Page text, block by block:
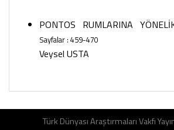
PONTOS RUMLARINA
Sayfalar : 459-470
Veysel USTA
Türk Dünyası Araştırmaları Vakfı